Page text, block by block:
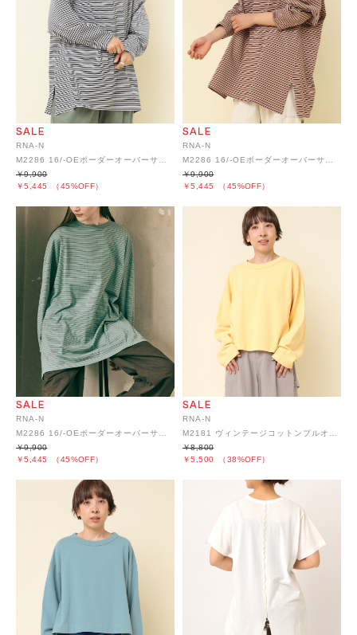
RNA-N
￥5,445 （45%OFF）
￥9,900
RNA-N
￥5,445 （45%OFF）
￥9,900
RNA-N
￥5,445 （45%OFF）
￥9,900
RNA-N
￥5,500 （38%OFF）
￥8,800